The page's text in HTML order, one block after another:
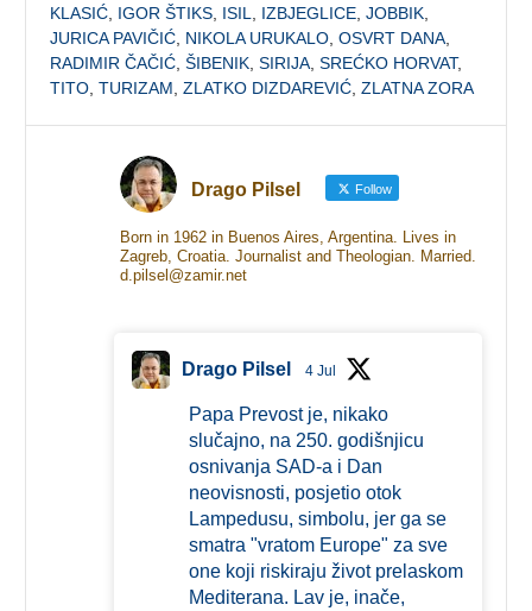
KLASIĆ IGOR ŠTIKS ISIL IZBJEGLICE ,JOBBIK
JURICA PAVIČIĆ NIKOLA URUKALO ,OSVRT DANA
RADIMIR ČAČIĆ ,ŠIBENIK ,SIRIJA ,SREĆKO HORVAT,
TITO ,TURIZAM ,ZLATKO DIZDAREVIĆ ,ZLATNA ZORA
Drago Pilsel Follow
Born in 1962 in Buenos Aires, Argentina. Lives in
Zagreb, Croatia. Journalist and Theologian. Married.
d.pilsel@zamir.net
Drago Pilsel 4 Jul
Papa Prevost je, nikako
slučajno, na 250. godišnjicu
osnivanja SAD-a i Dan
neovisnosti, posjetio otok
Lampedusu, simbolu, jer ga se
smatra "vratom Europe" za sve
one koji riskiraju život prelaskom
Mediterana. Lav je, inače,